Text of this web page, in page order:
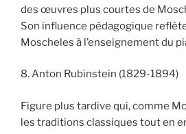
des œuvres plus courtes de
Son influence pédagogique
Moscheles à l’enseignement du
8. Anton Rubinstein (1829-1894)
Figure plus tardive qui, comme
les traditions classiques tout en